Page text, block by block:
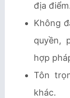
địa
Không
quyền,
hợp
Tôn
khác.